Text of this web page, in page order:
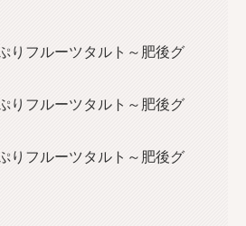
りフルーツタルト～肥後グ
りフルーツタルト～肥後グ
りフルーツタルト～肥後グ